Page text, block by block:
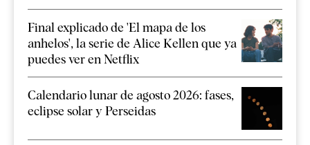
Final explicado de 'El mapa de los
anhelos', la serie de Alice Kellen que ya
puedes ver en Netflix
Calendario lunar de agosto 2026: fases,
eclipse solar y Perseidas